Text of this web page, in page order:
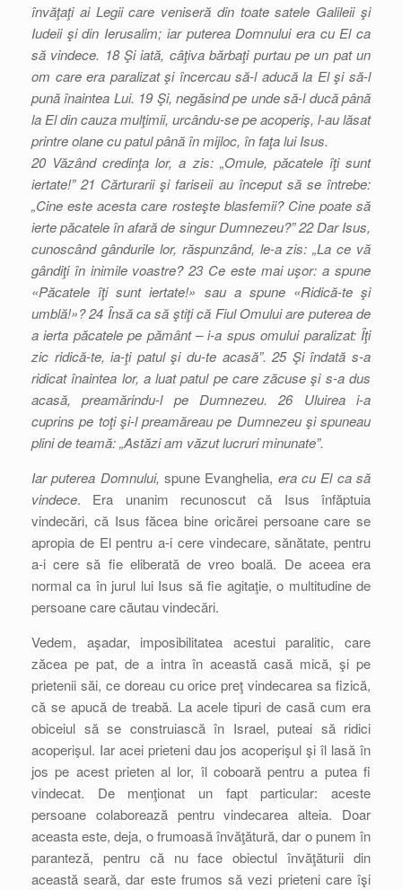
învăţaţi ai Legii care veniseră din toate satele Galileii şi
Iudeii şi din Ierusalim; iar puterea Domnului era cu El ca
să vindece. 18 Şi iată, câţiva bărbaţi purtau pe un pat un
om care era paralizat şi încercau să-l aducă la El şi să-l
pună înaintea Lui. 19 Şi, negăsind pe unde să-l ducă până
la El din cauza mulţimii, urcându-se pe acoperiş, l-au lăsat
printre olane cu patul până în mijloc, în faţa lui Isus.
20 Văzând credinţa lor, a zis: „Omule, păcatele îţi sunt
iertate!” 21 Cărturarii şi fariseii au început să se întrebe:
„Cine este acesta care rosteşte blasfemii? Cine poate să
ierte păcatele în afară de singur Dumnezeu?” 22 Dar Isus,
cunoscând gândurile lor, răspunzând, le-a zis: „La ce vă
gândiţi în inimile voastre? 23 Ce este mai uşor: a spune
«Păcatele îţi sunt iertate!» sau a spune «Ridică-te şi
umblă!»? 24 Însă ca să ştiţi că Fiul Omului are puterea de
a ierta păcatele pe pământ – i-a spus omului paralizat: Îţi
zic ridică-te, ia-ţi patul şi du-te acasă”. 25 Şi îndată s-a
ridicat înaintea lor, a luat patul pe care zăcuse şi s-a dus
acasă, preamărindu-l pe Dumnezeu. 26 Uluirea i-a
cuprins pe toţi şi-l preamăreau pe Dumnezeu şi spuneau
plini de teamă: „Astăzi am văzut lucruri minunate”.
Iar puterea Domnului, spune Evanghelia, era cu El ca să
vindece. Era unanim recunoscut că Isus înfăptuia
vindecări, că Isus făcea bine oricărei persoane care se
apropia de El pentru a-i cere vindecare, sănătate, pentru
a-i cere să fie eliberată de vreo boală. De aceea era
normal ca în jurul lui Isus să fie agitaţie, o multitudine de
persoane care căutau vindecări.
Vedem, aşadar, imposibilitatea acestui paralitic, care
zăcea pe pat, de a intra în această casă mică, şi pe
prietenii săi, ce doreau cu orice preţ vindecarea sa fizică,
că se apucă de treabă. La acele tipuri de casă cum era
obiceiul să se construiască în Israel, puteai să ridici
acoperişul. Iar acei prieteni dau jos acoperişul şi îl lasă în
jos pe acest prieten al lor, îl coboară pentru a putea fi
vindecat. De menţionat un fapt particular: aceste
persoane colaborează pentru vindecarea alteia. Doar
aceasta este, deja, o frumoasă învăţătură, dar o punem în
paranteză, pentru că nu face obiectul învăţăturii din
această seară, dar este frumos să vezi prieteni care îşi